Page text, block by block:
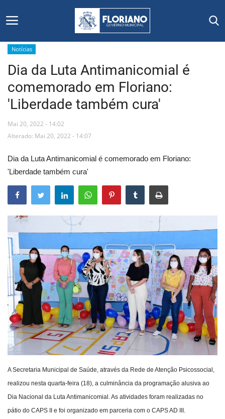
Início
Editais
Floriano
Mural de Licitações
Notícias
Vídeos
Webmail
Contato
Notícias
Dia da Luta Antimanicomial é
comemorado em Floriano:
'Liberdade também cura'
Mai 20, 2022 - 14:02
Alterado: Mai 20, 2022 - 14:07
Dia da Luta Antimanicomial é comemorado em Floriano:
'Liberdade também cura'
A Secretaria Municipal de Saúde, através da Rede de Atenção Psicossocial,
realizou nesta quarta-feira (18), a culminância da programação alusiva ao
Dia Nacional da Luta Antimanicomial. As atividades foram realizadas no
pátio do CAPS II e foi organizado em parceria com o CAPS AD III.